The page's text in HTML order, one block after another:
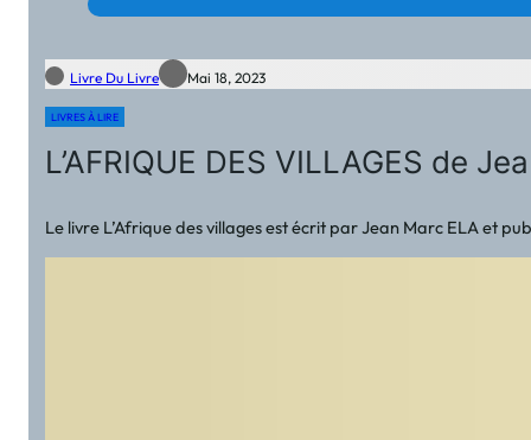
Livre Du Livre Mai 18, 2023
LIVRES À LIRE
L’AFRIQUE DES VILLAGES de
Le livre L’Afrique des villages est écrit par Jean Marc ELA et